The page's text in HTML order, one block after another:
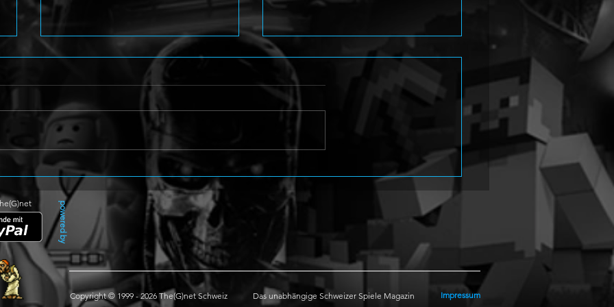
Arcade Shoot'em Up
Caladrius 2/Dark Element
enthüllt
Persona 4 Revival stellt Yukiko
Amagi im neuen Trailer vor
powered by
Copyright © 1999 - 2026 The(G)net Schweiz Das unabhängige Schweizer Spiele Magazin Impressum